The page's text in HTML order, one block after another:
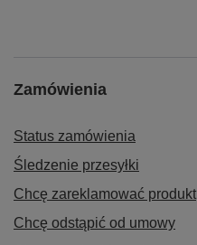
Zamówienia
Status zamówienia
Śledzenie przesyłki
Chcę zareklamować produkt
Chcę odstąpić od umowy